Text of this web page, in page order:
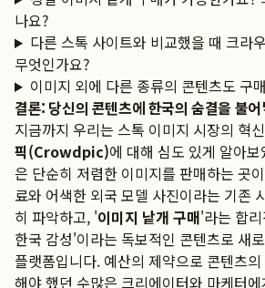
나요?
다른 스톡 사이트와 비교했을 때 크라
무엇인가요?
이미지 외에 다른 종류의 콘텐츠도 구
결론: 당신의 콘텐츠에 한국의 숨결을 불
지금까지 우리는 스톡 이미지 시장의 혁
픽(Crowdpic)에 대해 심도 있게 알아
은 단순히 저렴한 이미지를 판매하는 곳
료와 어색한 외국 모델 사진이라는 기존
히 파악하고, '이미지 낱개 구매'라는 합
한국 감성'이라는 독보적인 콘텐츠로 새
플랫폼입니다. 예산의 제약으로 콘텐츠
해야 했던 수많은 크리에이터와 마케터